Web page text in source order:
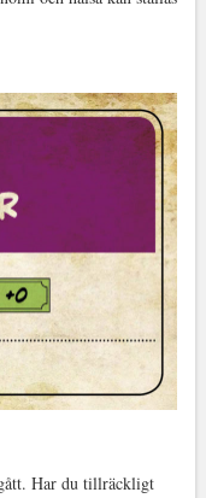
Har du tillräckligt